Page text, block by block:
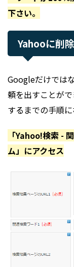
下さい。
Yahooに削
Googleだけでは
頼を出すことが
するまでの手順に
「Yahoo!検索 -
ム」にアクセス